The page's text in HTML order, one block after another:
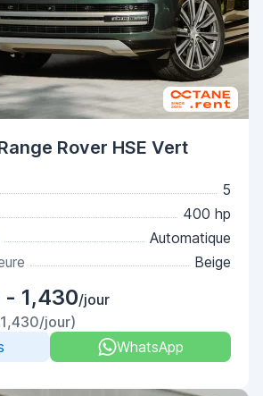
Rover HSE Vert
5
400 hp
Automatique
Beige
- 1,430/jour
jour)
WhatsApp